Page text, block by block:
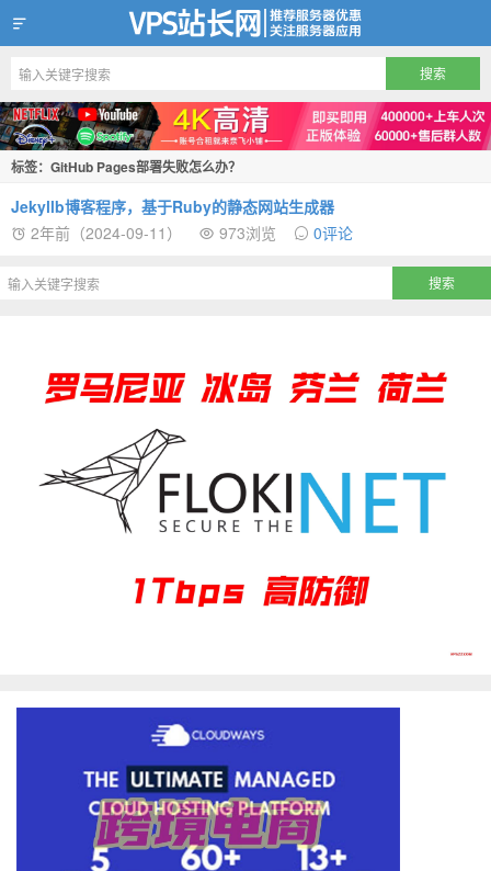
VPS站长网
标签：GitHub Pages部署失败怎么办？
Jekyllb博客程序，基于Ruby的静态网站生成器
2年前（2024-09-11）
973浏览 0评论